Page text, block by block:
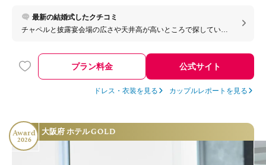
最新の結婚式したクチコミ
チャペルと披露宴会場の広さや天井高が高いところで探している
のでペット婚がしたい方はおすすめです。
プラン料金 公式サイト
ドレス・衣装を見る カップルレポートを見る
Award
2026
大阪府 ホテルGOLD